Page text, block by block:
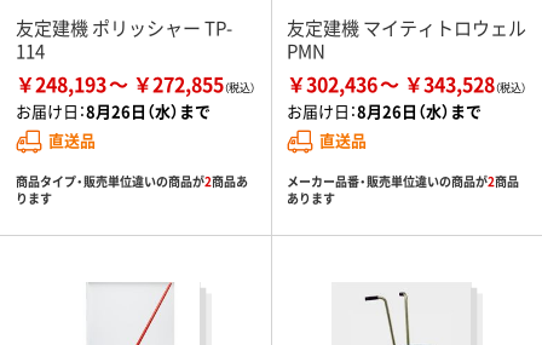
友定建機 ポリッシャー TP-
114
￥248,193 ￥272,855
お届け日：8月26日（水）まで
直送品
商品タイプ・販売単位違いの商品が2商品あ
ります
友定建機 マイティトロウェル
PMN
￥302,436 ￥343,528
お届け日：8月26日（水）まで
直送品
メーカー品番・販売単位違いの商品が2商品
あります